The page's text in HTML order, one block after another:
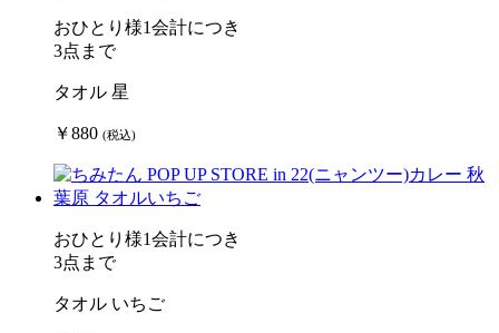
おひとり様1会計につき
3点まで
タオル 星
￥880 (税込)
おひとり様1会計につき
3点まで
タオル いちご